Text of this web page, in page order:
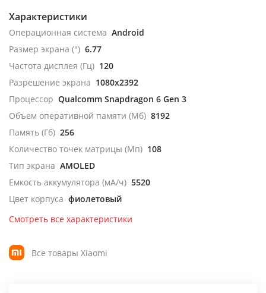
Характеристики
Операционная система Android
Размер экрана (") 6.77
Частота дисплея (Гц) 120
Разрешение экрана 1080x2392
Процессор Qualcomm Snapdragon 6 Gen 3
Объем оперативной памяти (Мб) 8192
Память (Гб) 256
Количество точек матрицы (Мп) 108
Тип экрана AMOLED
Емкость аккумулятора (мА/ч) 5520
Цвет корпуса фиолетовый
Смотреть все характеристики
Все товары Xiaomi